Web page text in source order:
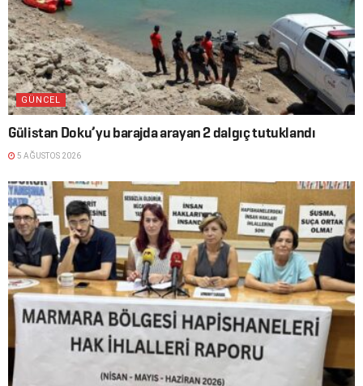
GÜNCEL
Gülistan Doku’yu barajda arayan 2 dalgıç tutuklandı
5 AĞUSTOS 2026